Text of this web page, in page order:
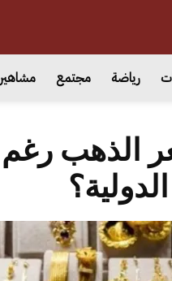
رياضة مجتمع مشاهير
الذهب رغم
الدولية؟